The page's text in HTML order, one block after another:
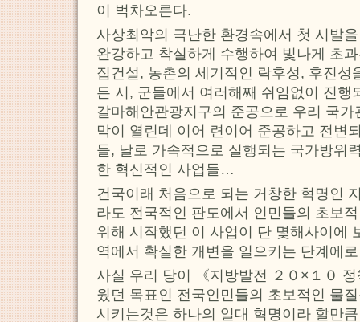
이 벅차오른다.
사상최악의 극난한 환경속에서 첫 시발
완강하고 착실하게 수행하여 빛나게 초
집건설, 농촌의 세기적인 락후성, 후진성
든 시, 군들에서 여러해째 쉬임없이 진행
갈마해안관광지구의 준공으로 우리 국
막이 열린데 이어 련이어 준공하고 전변
들, 날로 가속적으로 실행되는 국가방위
한 혁신적인 사업들…
건국이래 처음으로 되는 거창한 혁명인
라도 전국적인 판도에서 인민들의 초보
위해 시작했던 이 사업이 단 몇해사이에
역에서 확실한 개변을 일으키는 단계에
사실 우리 당이 《지방발전 ２０×１０
웠던 목표인 전국인민들의 초보적인 물
시키는것은 하나의 일대 혁명이라 할만